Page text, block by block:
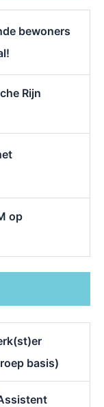
bewoners
Rijn
op
basis)